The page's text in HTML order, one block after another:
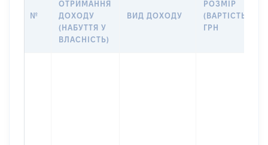
№
ОТРИМАННЯ
ДОХОДУ
(НАБУТТЯ У
ВЛАСНІСТЬ)
ВИД ДОХОДУ
РОЗМІР
(ВАРТІСТЬ),
ГРН